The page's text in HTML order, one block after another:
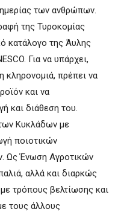
των ανθρώπων.
της Τυροκομίας
κατάλογο της Άυλης
Για να υπάρχει,
κληρονομιά, πρέπει να
και να
και διάθεση του.
Κυκλάδων με
ποιοτικών
Ως Ένωση Αγροτικών
αλλά και διαρκώς
τρόπους βελτίωσης και
τους άλλους